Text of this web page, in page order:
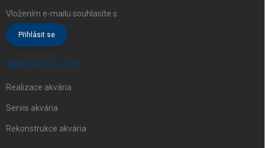
Vložením e-mailu souhlasíte s
Přihlásit se
NABÍDKA SLUŽEB
Realizace akvária
Servis akvária
Rekonstrukce akvária